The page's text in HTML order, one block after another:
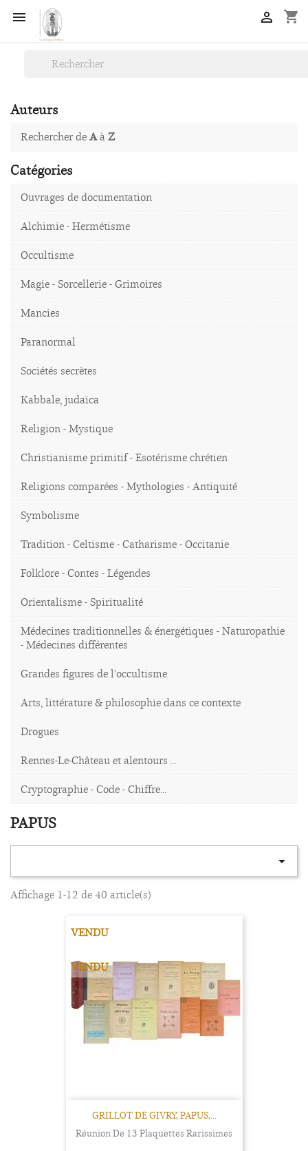
 shopping_cart

Auteurs
Rechercher deAàZ
Catégories
Ouvrages de documentation
Alchimie - Hermétisme
Occultisme
Magie - Sorcellerie - Grimoires
Mancies
Paranormal
Sociétés secrètes
Kabbale, judaïca
Religion - Mystique
Christianisme primitif - Esotérisme chrétien
Religions comparées - Mythologies - Antiquité
Symbolisme
Tradition - Celtisme - Catharisme - Occitanie
Folklore - Contes - Légendes
Orientalisme - Spiritualité
Médecines traditionnelles & énergétiques - Naturopathie
- Médecines différentes
Grandes figures de l'occultisme
Arts, littérature & philosophie dans ce contexte
Drogues
Rennes-Le-Château et alentours ...
Cryptographie - Code - Chiffre...
PAPUS

Affichage 1-12 de 40 article(s)
GRILLOT DE GIVRY, PAPUS,...
Réunion De 13 Plaquettes Rarissimes
VENDU
VENDU